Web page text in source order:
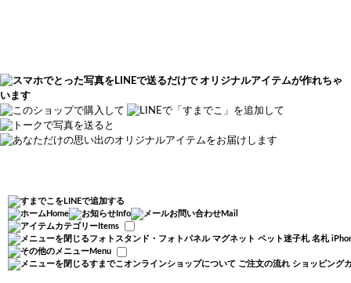
Home Info
Mail
Items
フォトスタンド・フォトパネルマグネット ペット迷子札名札
Menu
すまでこオンラインショップについて ご注文の流れ ショッピング